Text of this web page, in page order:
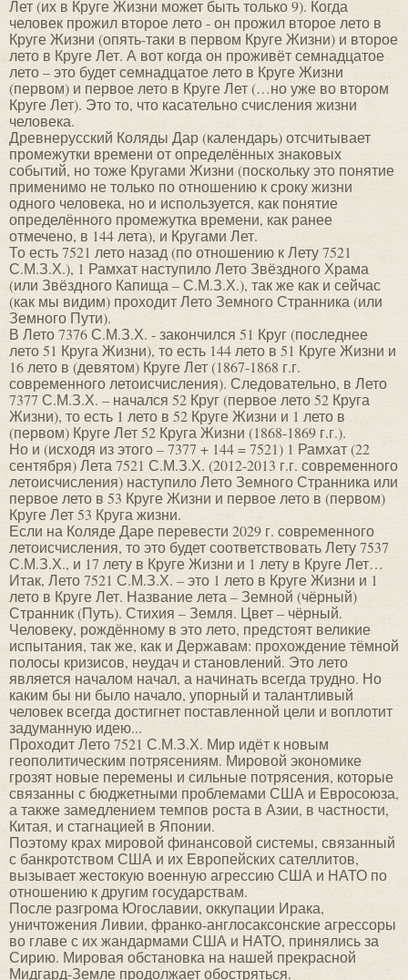
Лет (их в Круге Жизни может быть только 9). Когда
человек прожил второе лето - он прожил второе лето в
Круге Жизни (опять-таки в первом Круге Жизни) и второе
лето в Круге Лет. А вот когда он проживёт семнадцатое
лето – это будет семнадцатое лето в Круге Жизни
(первом) и первое лето в Круге Лет (…но уже во втором
Круге Лет). Это то, что касательно счисления жизни
человека.
Древнерусский Коляды Дар (календарь) отсчитывает
промежутки времени от определённых знаковых
событий, но тоже Кругами Жизни (поскольку это понятие
применимо не только по отношению к сроку жизни
одного человека, но и используется, как понятие
определённого промежутка времени, как ранее
отмечено, в 144 лета), и Кругами Лет.
То есть 7521 лето назад (по отношению к Лету 7521
С.М.З.Х.), 1 Рамхат наступило Лето Звёздного Храма
(или Звёздного Капища – С.М.З.Х.), так же как и сейчас
(как мы видим) проходит Лето Земного Странника (или
Земного Пути).
В Лето 7376 С.М.З.Х. - закончился 51 Круг (последнее
лето 51 Круга Жизни), то есть 144 лето в 51 Круге Жизни и
16 лето в (девятом) Круге Лет (1867-1868 г.г.
современного летоисчисления). Следовательно, в Лето
7377 С.М.З.Х. – начался 52 Круг (первое лето 52 Круга
Жизни), то есть 1 лето в 52 Круге Жизни и 1 лето в
(первом) Круге Лет 52 Круга Жизни (1868-1869 г.г.).
Но и (исходя из этого – 7377 + 144 = 7521) 1 Рамхат (22
сентября) Лета 7521 С.М.З.Х. (2012-2013 г.г. современного
летоисчисления) наступило Лето Земного Странника или
первое лето в 53 Круге Жизни и первое лето в (первом)
Круге Лет 53 Круга жизни.
Если на Коляде Даре перевести 2029 г. современного
летоисчисления, то это будет соответствовать Лету 7537
С.М.З.Х., и 17 лету в Круге Жизни и 1 лету в Круге Лет…
Итак, Лето 7521 С.М.З.Х. – это 1 лето в Круге Жизни и 1
лето в Круге Лет. Название лета – Земной (чёрный)
Странник (Путь). Стихия – Земля. Цвет – чёрный.
Человеку, рождённому в это лето, предстоят великие
испытания, так же, как и Державам: прохождение тёмной
полосы кризисов, неудач и становлений. Это лето
является началом начал, а начинать всегда трудно. Но
каким бы ни было начало, упорный и талантливый
человек всегда достигнет поставленной цели и воплотит
задуманную идею...
Проходит Лето 7521 С.М.З.Х. Мир идёт к новым
геополитическим потрясениям. Мировой экономике
грозят новые перемены и сильные потрясения, которые
связанны с бюджетными проблемами США и Евросоюза,
а также замедлением темпов роста в Азии, в частности,
Китая, и стагнацией в Японии.
Поэтому крах мировой финансовой системы, связанный
с банкротством США и их Европейских сателлитов,
вызывает жестокую военную агрессию США и НАТО по
отношению к другим государствам.
После разгрома Югославии, оккупации Ирака,
уничтожения Ливии, франко-англосаксонские агрессоры
во главе с их жандармами США и НАТО, принялись за
Сирию. Мировая обстановка на нашей прекрасной
Мидгард-Земле продолжает обостряться.